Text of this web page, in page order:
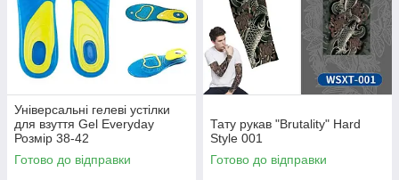
Універсальні гелеві устілки
для взуття Gel Everyday
Розмір 38-42
Готово до відправки
Тату рукав "Brutality" Hard
Style 001
Готово до відправки